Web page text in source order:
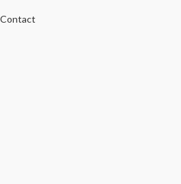
Contact